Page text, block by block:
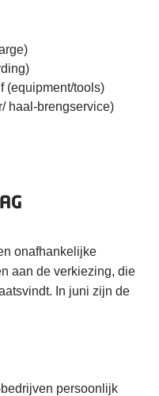
(equipment/tools)
haal-brengservice)
onafhankelijke
aan de verkiezing, die
In juni zijn de
persoonlijk